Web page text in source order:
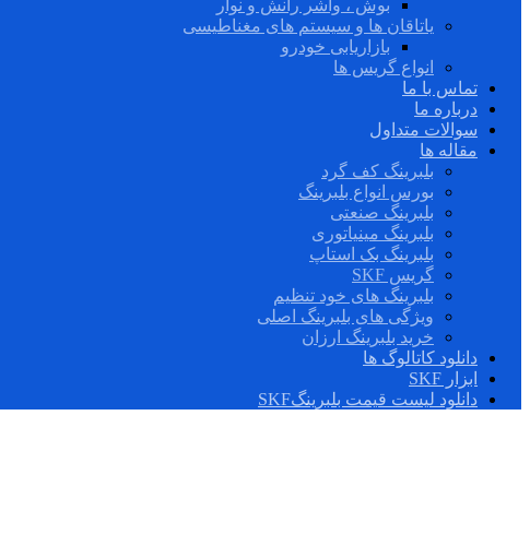
بوش ، واشر رانش و نوار
یاتاقان ها و سیستم های مغناطیسی
بازاریابی خودرو
انواع گریس ها
تماس با ما
درباره ما
سوالات متداول
مقاله ها
بلبرینگ کف گرد
بورس انواع بلبرینگ
بلبرینگ صنعتی
بلبرینگ مینیاتوری
بلبرینگ بک استاپ
گریس SKF
بلبرینگ های خود تنظیم
ویژگی های بلبرینگ اصلی
خرید بلبرینگ ارزان
دانلود کاتالوگ ها
ابزار SKF
دانلود لیست قیمت بلبرینگSKF